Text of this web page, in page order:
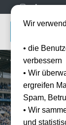
Wir
• die
verbessern
• Wir
ergreifen
Spam,
• Wir
und